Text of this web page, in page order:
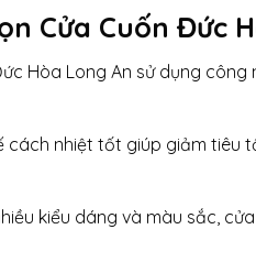
Cửa Cuốn Đức
Hòa Long An sử dụng
cách nhiệt tốt giúp giảm
kiểu dáng và màu sắc,